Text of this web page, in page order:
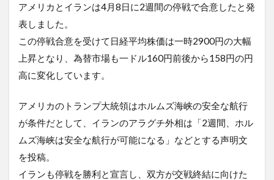
アメリカとイランは4月8日に2週間の停戦で合意したと発
表しました。
この停戦合意を受けて日経平均株価は一時2900円の大幅
上昇となり、為替市場も一ドル160円前後から158円の円
高に変化しています。
アメリカのトランプ大統領はホルムズ海峡の安全な航行
が条件だとして、イランのアラグチ外相は「2週間、ホル
ムズ海峡は安全な航行が可能になる」などとする声明文
を投稿。
イランも停戦を勝利と宣言し、双方が交戦終結に向けた